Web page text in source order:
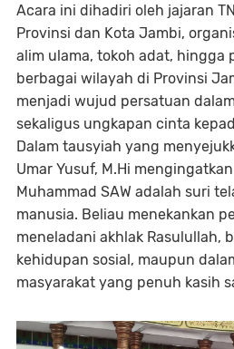
Acara ini dihadiri oleh jajaran
Provinsi dan Kota Jambi,
alim ulama, tokoh adat, hingga
berbagai wilayah di Provinsi
menjadi wujud persatuan
sekaligus ungkapan cinta
Dalam tausyiah yang
Umar Yusuf, M.Hi
Muhammad SAW adalah suri
manusia. Beliau menekankan
meneladani akhlak Rasulullah,
kehidupan sosial, maupun
masyarakat yang penuh kasih